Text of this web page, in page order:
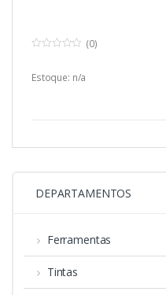
u
(0)
Estoque: n/a
DEPARTAMENTOS
Ferramentas
Tintas